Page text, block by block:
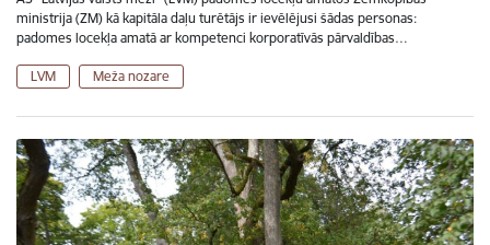
ministrija (ZM) kā kapitāla daļu turētājs ir ievēlējusi šādas personas:
padomes locekļa amatā ar kompetenci korporatīvās pārvaldības…
LVM Meža nozare